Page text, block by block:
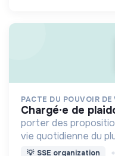
PACTE DU POUVOIR DE
chargé·e de
porter des
vie quotidienne du
particulier des plus
💡 SSE organization